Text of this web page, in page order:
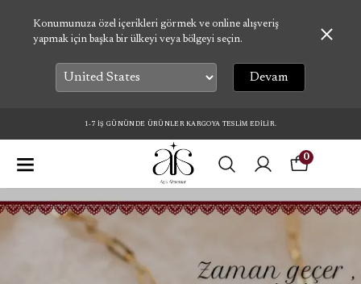
Konumunuza özel içerikleri görmek ve online alışveriş
yapmak için başka bir ülkeyi veya bölgeyi seçin.
Devam
1-7 İŞ GÜNÜNDE ÜRÜNLER KARGOYA TESLİM EDİLİR.
0